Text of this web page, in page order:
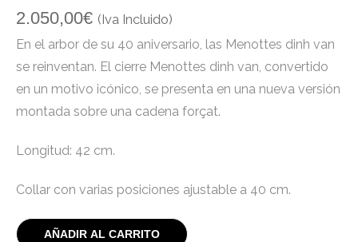
2.050,00€ (Iva Incluido)
En el arbor de su 40 aniversario, las Menottes dinh van
se reinventan. El cierre Menottes dinh van, convertido
en un motivo icónico, se presenta en una nueva versión
montada sobre una cadena forçat.
Longitud: 42 cm.
Collar con varias posiciones ajustable a 40 cm.
AÑADIR AL CARRITO